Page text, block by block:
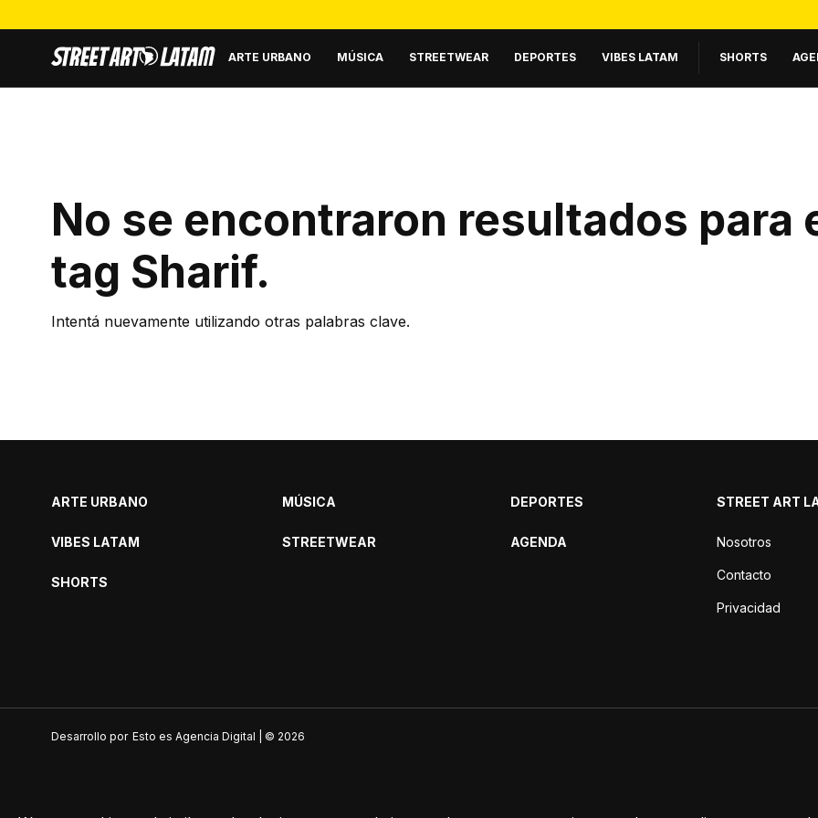
ARTE URBANO MÚSICA STREETWEAR DEPORTES VIBES LATAM SHORTS
No se encontraron resultados para
tag Sharif.
Intentá nuevamente utilizando otras palabras clave.
ARTE URBANO
VIBES LATAM
SHORTS
MÚSICA
STREETWEAR
DEPORTES
AGENDA
STREET ART
Nosotros
Contacto
Privacidad
Desarrollo por Esto es Agencia Digital | © 2026